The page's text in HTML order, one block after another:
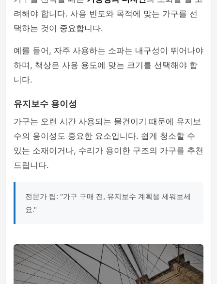
려해야 합니다. 사용 빈도와 목적에 맞는 가구를 선
택하는 것이 중요합니다.
예를 들어, 자주 사용하는 소파는 내구성이 뛰어나야
하며, 책상은 사용 용도에 맞는 크기를 선택해야 합
니다.
유지보수 용이성
가구는 오랜 시간 사용되는 물건이기 때문에 유지보
수의 용이성도 중요한 요소입니다. 쉽게 청소할 수
있는 소재이거나, 수리가 용이한 구조의 가구를 추천
드립니다.
전문가 팁: "가구 구매 전, 유지보수 계획을 세워보세
요."